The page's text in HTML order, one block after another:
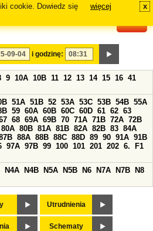
cookie. Dowiedz się
więcej x
i godzinę:
9 10A 10B 11 12 13 14 15 16 41
51A 51B 52 53A 53C 53B 54B 55A
59 60A 60B 60C 60D 61 62 63
68 69A 69B 70 71A 71B 72A 72B
80A 80B 81A 81B 82A 82B 83 84A
88A 88B 88C 88D 89 90 91A 91B
97A 97B 99 100 101 201 202 6.
F1
N4A N4B N5A N5B N6 N7A N7B
N8
Utrudnienia
Schematy